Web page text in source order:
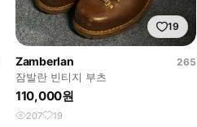
19
Zamberlan
265
잠발란 빈티지 부츠
110,000원
207 19